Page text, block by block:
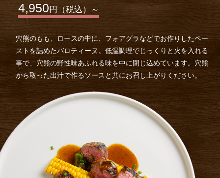
4,950 円（税込）～
穴熊のもも、ロースの中に、フォアグラなどでお作りしたペー
ストを詰めたバロティーヌ。低温調理でじっくりと火を入れる
事で、穴熊の野性味あふれる味を中に閉じ込めています。穴熊
から取った出汁で作るソースと共にお召し上がりください。